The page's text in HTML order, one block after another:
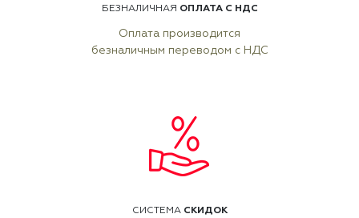
БЕЗНАЛИЧНАЯ ОПЛАТА С НДС
Оплата производится
безналичным переводом с НДС
СИСТЕМА СКИДОК